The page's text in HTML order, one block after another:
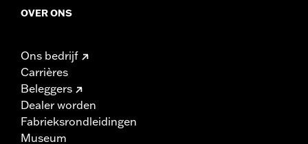
OVER ONS
Ons bedrijf
Carrières
Beleggers
Dealer worden
Fabrieksrondleidingen
Museum